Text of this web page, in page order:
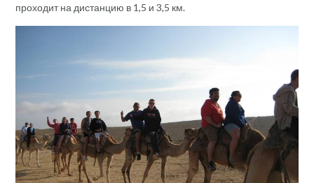
проходит на дистанцию в 1,5 и 3,5 км.